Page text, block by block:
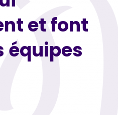
et font
équipes